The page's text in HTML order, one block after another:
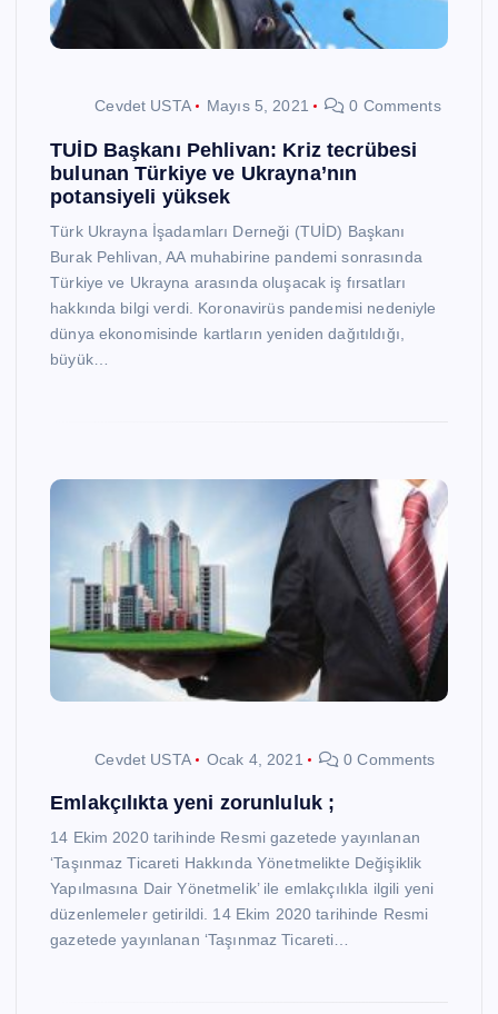
Cevdet USTA Mayıs 5, 2021 0 Comments
TUİD Başkanı Pehlivan: Kriz tecrübesi
bulunan Türkiye ve Ukrayna’nın
potansiyeli yüksek
Türk Ukrayna İşadamları Derneği (TUİD) Başkanı
Burak Pehlivan, AA muhabirine pandemi sonrasında
Türkiye ve Ukrayna arasında oluşacak iş fırsatları
hakkında bilgi verdi. Koronavirüs pandemisi nedeniyle
dünya ekonomisinde kartların yeniden dağıtıldığı,
büyük…
Cevdet USTA Ocak 4, 2021 0 Comments
Emlakçılıkta yeni zorunluluk ;
14 Ekim 2020 tarihinde Resmi gazetede yayınlanan
‘Taşınmaz Ticareti Hakkında Yönetmelikte Değişiklik
Yapılmasına Dair Yönetmelik’ ile emlakçılıkla ilgili yeni
düzenlemeler getirildi. 14 Ekim 2020 tarihinde Resmi
gazetede yayınlanan ‘Taşınmaz Ticareti…